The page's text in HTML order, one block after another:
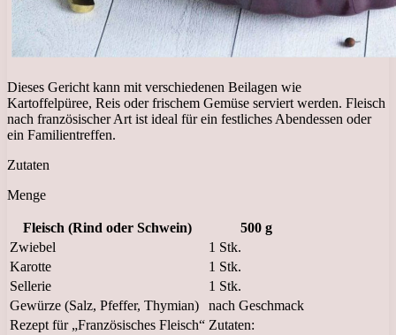
Dieses Gericht kann mit verschiedenen Beilagen wie
Kartoffelpüree, Reis oder frischem Gemüse serviert werden. Fleisch
nach französischer Art ist ideal für ein festliches Abendessen oder
ein Familientreffen.
Zutaten
Menge
Fleisch (Rind oder Schwein)
500 g
Zwiebel
1 Stk.
Karotte
1 Stk.
Sellerie
1 Stk.
Gewürze (Salz, Pfeffer, Thymian)
nach Geschmack
Rezept für „Französisches Fleisch“ Zutaten: